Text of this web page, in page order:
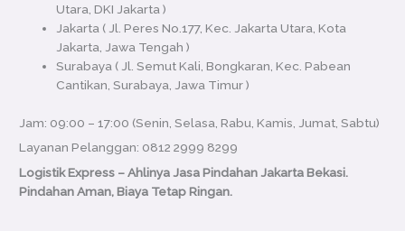
Utara, DKI Jakarta )
Jakarta ( Jl. Peres No.177, Kec. Jakarta Utara, Kota
Jakarta, Jawa Tengah )
Surabaya ( Jl. Semut Kali, Bongkaran, Kec. Pabean
Cantikan, Surabaya, Jawa Timur )
Jam: 09:00 – 17:00 (Senin, Selasa, Rabu, Kamis, Jumat, Sabtu)
Layanan Pelanggan: 0812 2999 8299
Logistik Express – Ahlinya Jasa Pindahan Jakarta Bekasi.
Pindahan Aman, Biaya Tetap Ringan.